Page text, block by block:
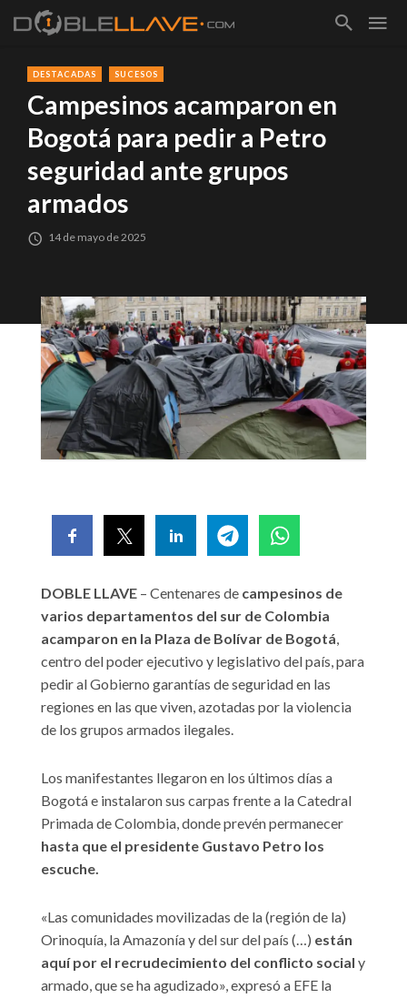
DESTACADAS SUCESOS
Campesinos acamparon en
Bogotá para pedir a Petro
seguridad ante grupos
armados
14 de mayo de 2025
DOBLE LLAVE – Centenares de campesinos de
varios departamentos del sur de Colombia
acamparon en la Plaza de Bolívar de Bogotá,
centro del poder ejecutivo y legislativo del país, para
pedir al Gobierno garantías de seguridad en las
regiones en las que viven, azotadas por la violencia
de los grupos armados ilegales.
Los manifestantes llegaron en los últimos días a
Bogotá e instalaron sus carpas frente a la Catedral
Primada de Colombia, donde prevén permanecer
hasta que el presidente Gustavo Petro los
escuche.
«Las comunidades movilizadas de la (región de la)
Orinoquía, la Amazonía y del sur del país (…) están
aquí por el recrudecimiento del conflicto social y
armado, que se ha agudizado», expresó a EFE la